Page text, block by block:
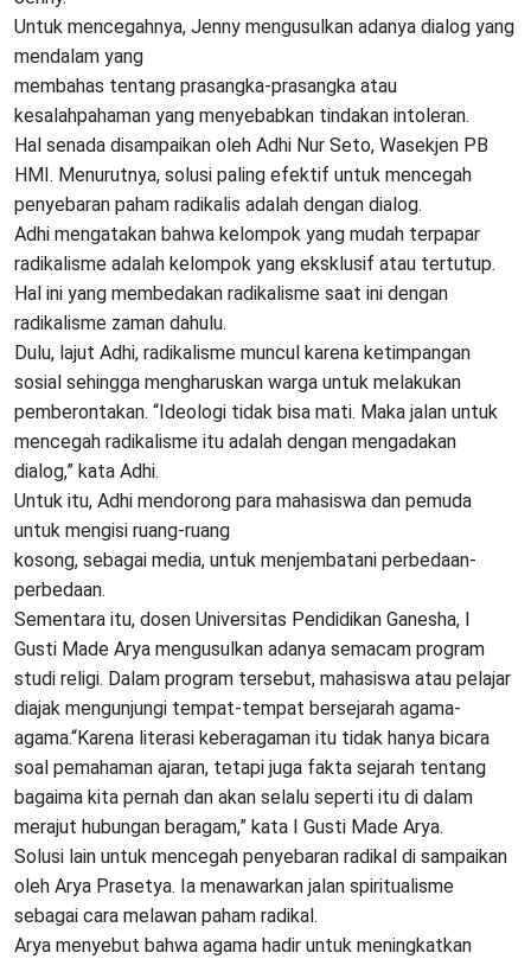
Untuk mencegahnya, Jenny mengusulkan adanya dialog yang
mendalam yang
membahas tentang prasangka-prasangka atau
kesalahpahaman yang menyebabkan tindakan intoleran.
Hal senada disampaikan oleh Adhi Nur Seto, Wasekjen PB
HMI. Menurutnya, solusi paling efektif untuk mencegah
penyebaran paham radikalis adalah dengan dialog.
Adhi mengatakan bahwa kelompok yang mudah terpapar
radikalisme adalah kelompok yang eksklusif atau tertutup.
Hal ini yang membedakan radikalisme saat ini dengan
radikalisme zaman dahulu.
Dulu, lajut Adhi, radikalisme muncul karena ketimpangan
sosial sehingga mengharuskan warga untuk melakukan
pemberontakan. “Ideologi tidak bisa mati. Maka jalan untuk
mencegah radikalisme itu adalah dengan mengadakan
dialog,” kata Adhi.
Untuk itu, Adhi mendorong para mahasiswa dan pemuda
untuk mengisi ruang-ruang
kosong, sebagai media, untuk menjembatani perbedaan-
perbedaan.
Sementara itu, dosen Universitas Pendidikan Ganesha, I
Gusti Made Arya mengusulkan adanya semacam program
studi religi. Dalam program tersebut, mahasiswa atau pelajar
diajak mengunjungi tempat-tempat bersejarah agama-
agama.“Karena literasi keberagaman itu tidak hanya bicara
soal pemahaman ajaran, tetapi juga fakta sejarah tentang
bagaima kita pernah dan akan selalu seperti itu di dalam
merajut hubungan beragam,” kata I Gusti Made Arya.
Solusi lain untuk mencegah penyebaran radikal di sampaikan
oleh Arya Prasetya. Ia menawarkan jalan spiritualisme
sebagai cara melawan paham radikal.
Arya menyebut bahwa agama hadir untuk meningkatkan